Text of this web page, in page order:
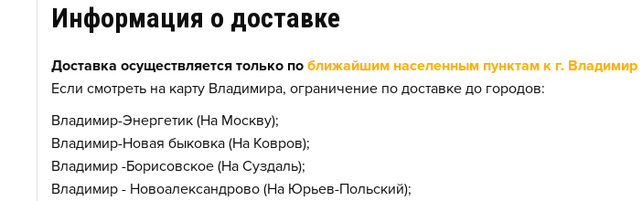
Информация о доставке
Доставка осуществляется только по ближайшим населенным пунктам к г. Владимир
Если смотреть на карту Владимира, ограничение по доставке до городов:
Владимир-Энергетик (На Москву);
Владимир-Новая быковка (На Ковров);
Владимир -Борисовское (На Суздаль);
Владимир - Новоалександрово (На Юрьев-Польский);